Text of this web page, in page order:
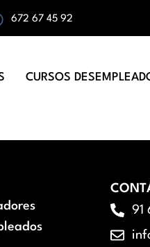
672 67 45 92
CURSOS
91